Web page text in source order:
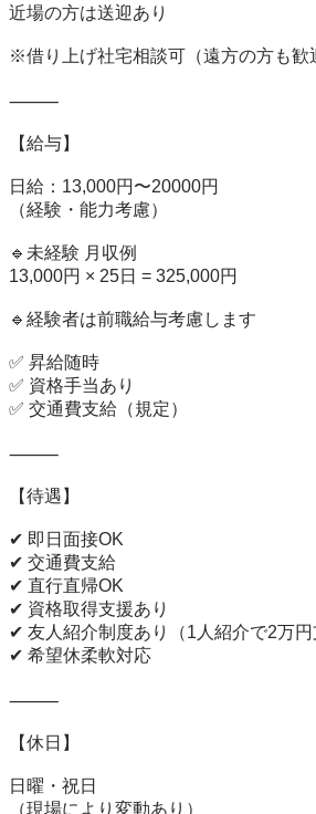
近場の方は送迎あり
※借り上げ社宅相談可（遠方の方も歓
⸻
【給与】
日給：13,000円〜20000円
（経験・能力考慮）
🔹未経験 月収例
13,000円 × 25日 = 325,000円
🔹経験者は前職給与考慮します
✅ 昇給随時
✅ 資格手当あり
✅ 交通費支給（規定）
⸻
【待遇】
✔ 即日面接OK
✔ 交通費支給
✔ 直行直帰OK
✔ 資格取得支援あり
✔ 友人紹介制度あり（1人紹介で2万円
✔ 希望休柔軟対応
⸻
【休日】
日曜・祝日
（現場により変動あり）